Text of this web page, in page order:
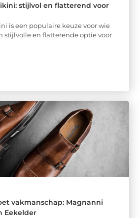
stijlvol en flatterend voor
is een populaire keuze voor wie
stijlvolle en flatterende optie voor
vakmanschap: Magnanni
Eekelder